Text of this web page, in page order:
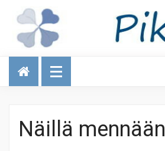
Talous
Näillä mennään